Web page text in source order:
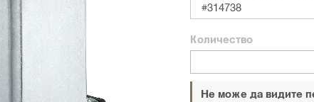
#314738
Количество
Не може да видите